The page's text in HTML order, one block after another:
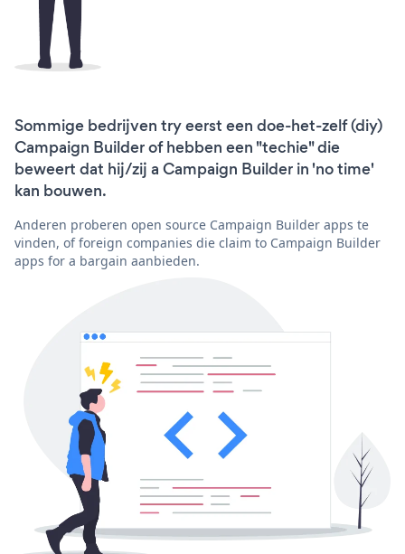
Sommige bedrijven try eerst een doe-het-zelf (diy)
Campaign Builder of hebben een "techie" die
beweert dat hij/zij a Campaign Builder in 'no time'
kan bouwen.
Anderen proberen open source Campaign Builder apps te
vinden, of foreign companies die claim to Campaign Builder
apps for a bargain aanbieden.